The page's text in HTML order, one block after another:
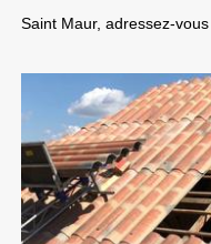
Saint Maur, adressez-